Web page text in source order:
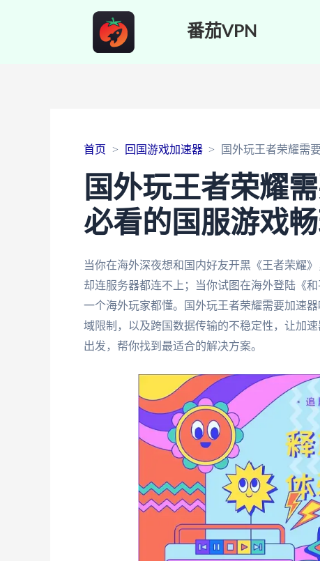
番茄VPN
首页 回国游戏加速器 国外玩王者荣耀需
国外玩王者荣耀
必看的国服游戏
当你在海外深夜想和国内好友开黑《王者荣耀
却连服务器都连不上；当你试图在海外登陆《
一个海外玩家都懂。国外玩王者荣耀需要加速
域限制，以及跨国数据传输的不稳定性，让加
出发，帮你找到最适合的解决方案。